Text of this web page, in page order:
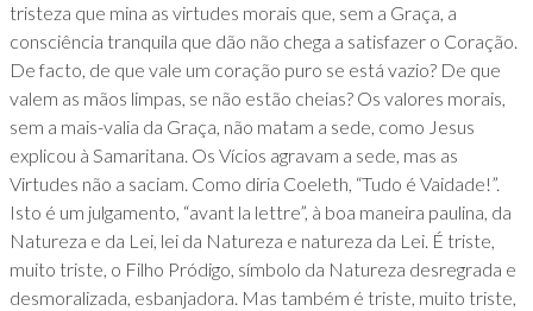
tristeza que mina as virtudes morais que, sem a Graça, a
consciência tranquila que dão não chega a satisfazer o Coração.
De facto, de que vale um coração puro se está vazio? De que
valem as mãos limpas, se não estão cheias? Os valores morais,
sem a mais-valia da Graça, não matam a sede, como Jesus
explicou à Samaritana. Os Vícios agravam a sede, mas as
Virtudes não a saciam. Como diria Coeleth, “Tudo é Vaidade!”.
Isto é um julgamento, “avant la lettre”, à boa maneira paulina, da
Natureza e da Lei, lei da Natureza e natureza da Lei. É triste,
muito triste, o Filho Pródigo, símbolo da Natureza desregrada e
desmoralizada, esbanjadora. Mas também é triste, muito triste,